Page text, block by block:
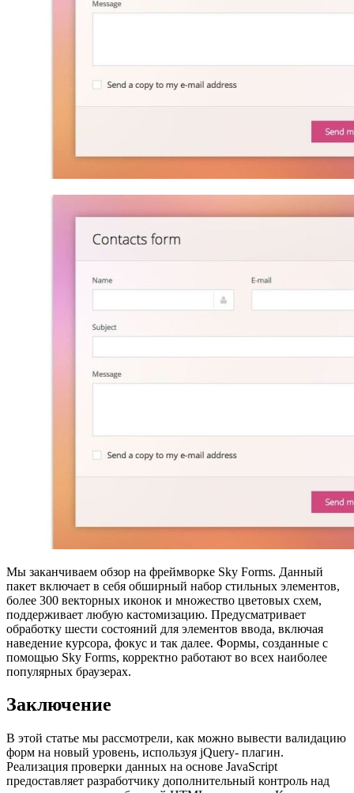
Мы заканчиваем обзор на фреймворке Sky Forms. Данный
пакет включает в себя обширный набор стильных элементов,
более 300 векторных иконок и множество цветовых схем,
поддерживает любую кастомизацию. Предусматривает
обработку шести состояний для элементов ввода, включая
наведение курсора, фокус и так далее. Формы, созданные с
помощью Sky Forms, корректно работают во всех наиболее
популярных браузерах.
Заключение
В этой статье мы рассмотрели, как можно вывести валидацию
форм на новый уровень, используя jQuery- плагин.
Реализация проверки данных на основе JavaScript
предоставляет разработчику дополнительный контроль над